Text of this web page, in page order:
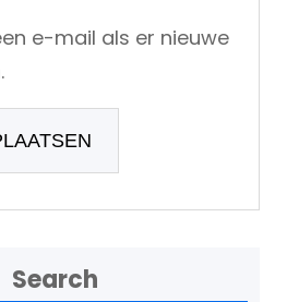
e-mail als er nieuwe
Search